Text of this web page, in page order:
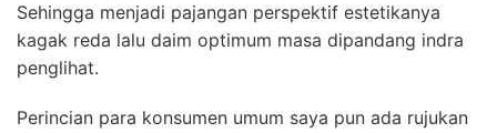
Sehingga menjadi pajangan perspektif estetikanya
kagak reda lalu daim optimum masa dipandang indra
penglihat.
Perincian para konsumen umum saya pun ada rujukan